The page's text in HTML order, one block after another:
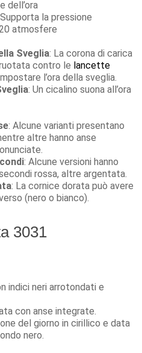
dell’ora
la pressione
atmosfere
Sveglia: La corona di carica
contro le lancette
l’ora della sveglia.
: Un cicalino suona all’ora
: Alcune varianti presentano
altre hanno anse
: Alcune versioni hanno
rossa, altre argentata.
: La cornice dorata può avere
(nero o bianco).
3031
indici neri arrotondati e
con anse integrate.
del giorno in cirillico e data
nero.